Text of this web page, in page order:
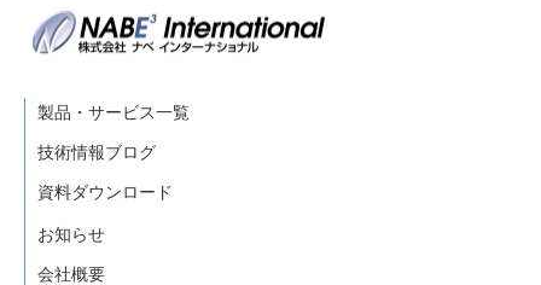
製品・サービス一覧
技術情報ブログ
資料ダウンロード
お知らせ
会社概要